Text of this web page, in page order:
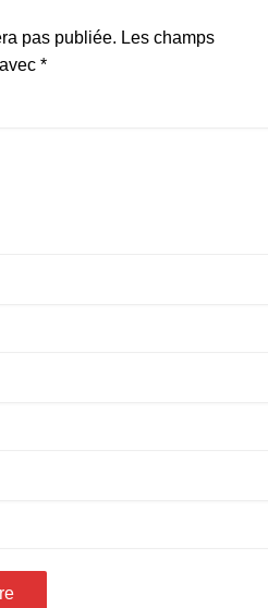
pas publiée. Les champs
*